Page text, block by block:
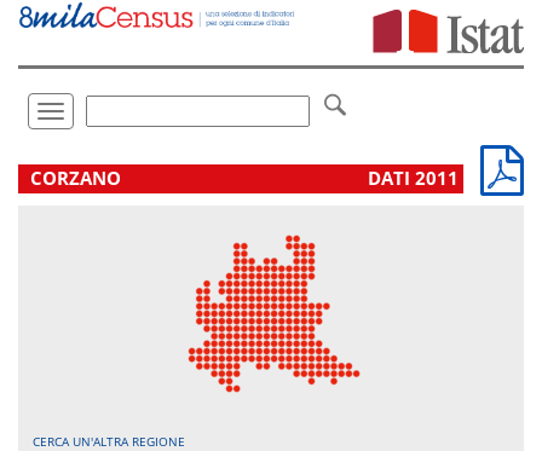
Vai
direttamente
Toggle
navigation
.
CORZANO DATI 2011
CERCA UN'ALTRA REGIONE